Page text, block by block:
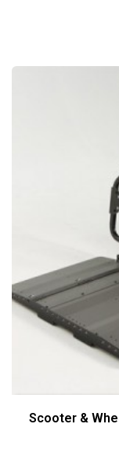
Scooter &